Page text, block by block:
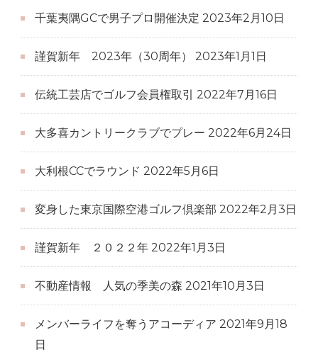
千葉夷隅GCで男子プロ開催決定 2023年2月10日
謹賀新年 2023年（30周年） 2023年1月1日
伝統工芸店でゴルフ会員権取引 2022年7月16日
大多喜カントリークラブでプレー 2022年6月24日
大利根CCでラウンド 2022年5月6日
変身した東京国際空港ゴルフ倶楽部 2022年2月3日
謹賀新年 ２０２２年 2022年1月3日
不動産情報 人気の季美の森 2021年10月3日
メンバーライフを奪うアコーディア 2021年9月18
日